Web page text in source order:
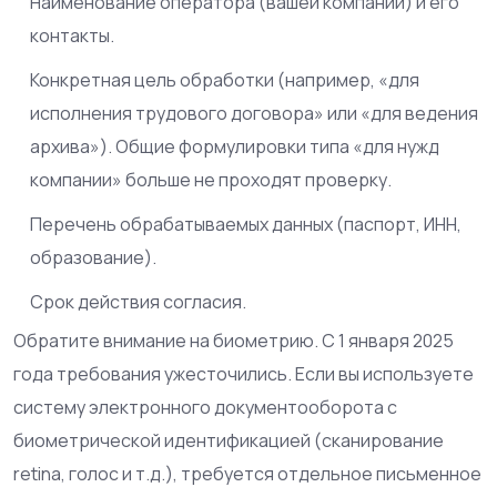
контакты.
Конкретная цель обработки (например, «для
исполнения трудового договора» или «для ведения
архива»). Общие формулировки типа «для нужд
компании» больше не проходят проверку.
Перечень обрабатываемых данных (паспорт, ИНН,
образование).
Срок действия согласия.
Обратите внимание на биометрию. С 1 января 2025
года требования ужесточились. Если вы используете
систему электронного документооборота с
биометрической идентификацией (сканирование
retina, голос и т.д.), требуется отдельное письменное